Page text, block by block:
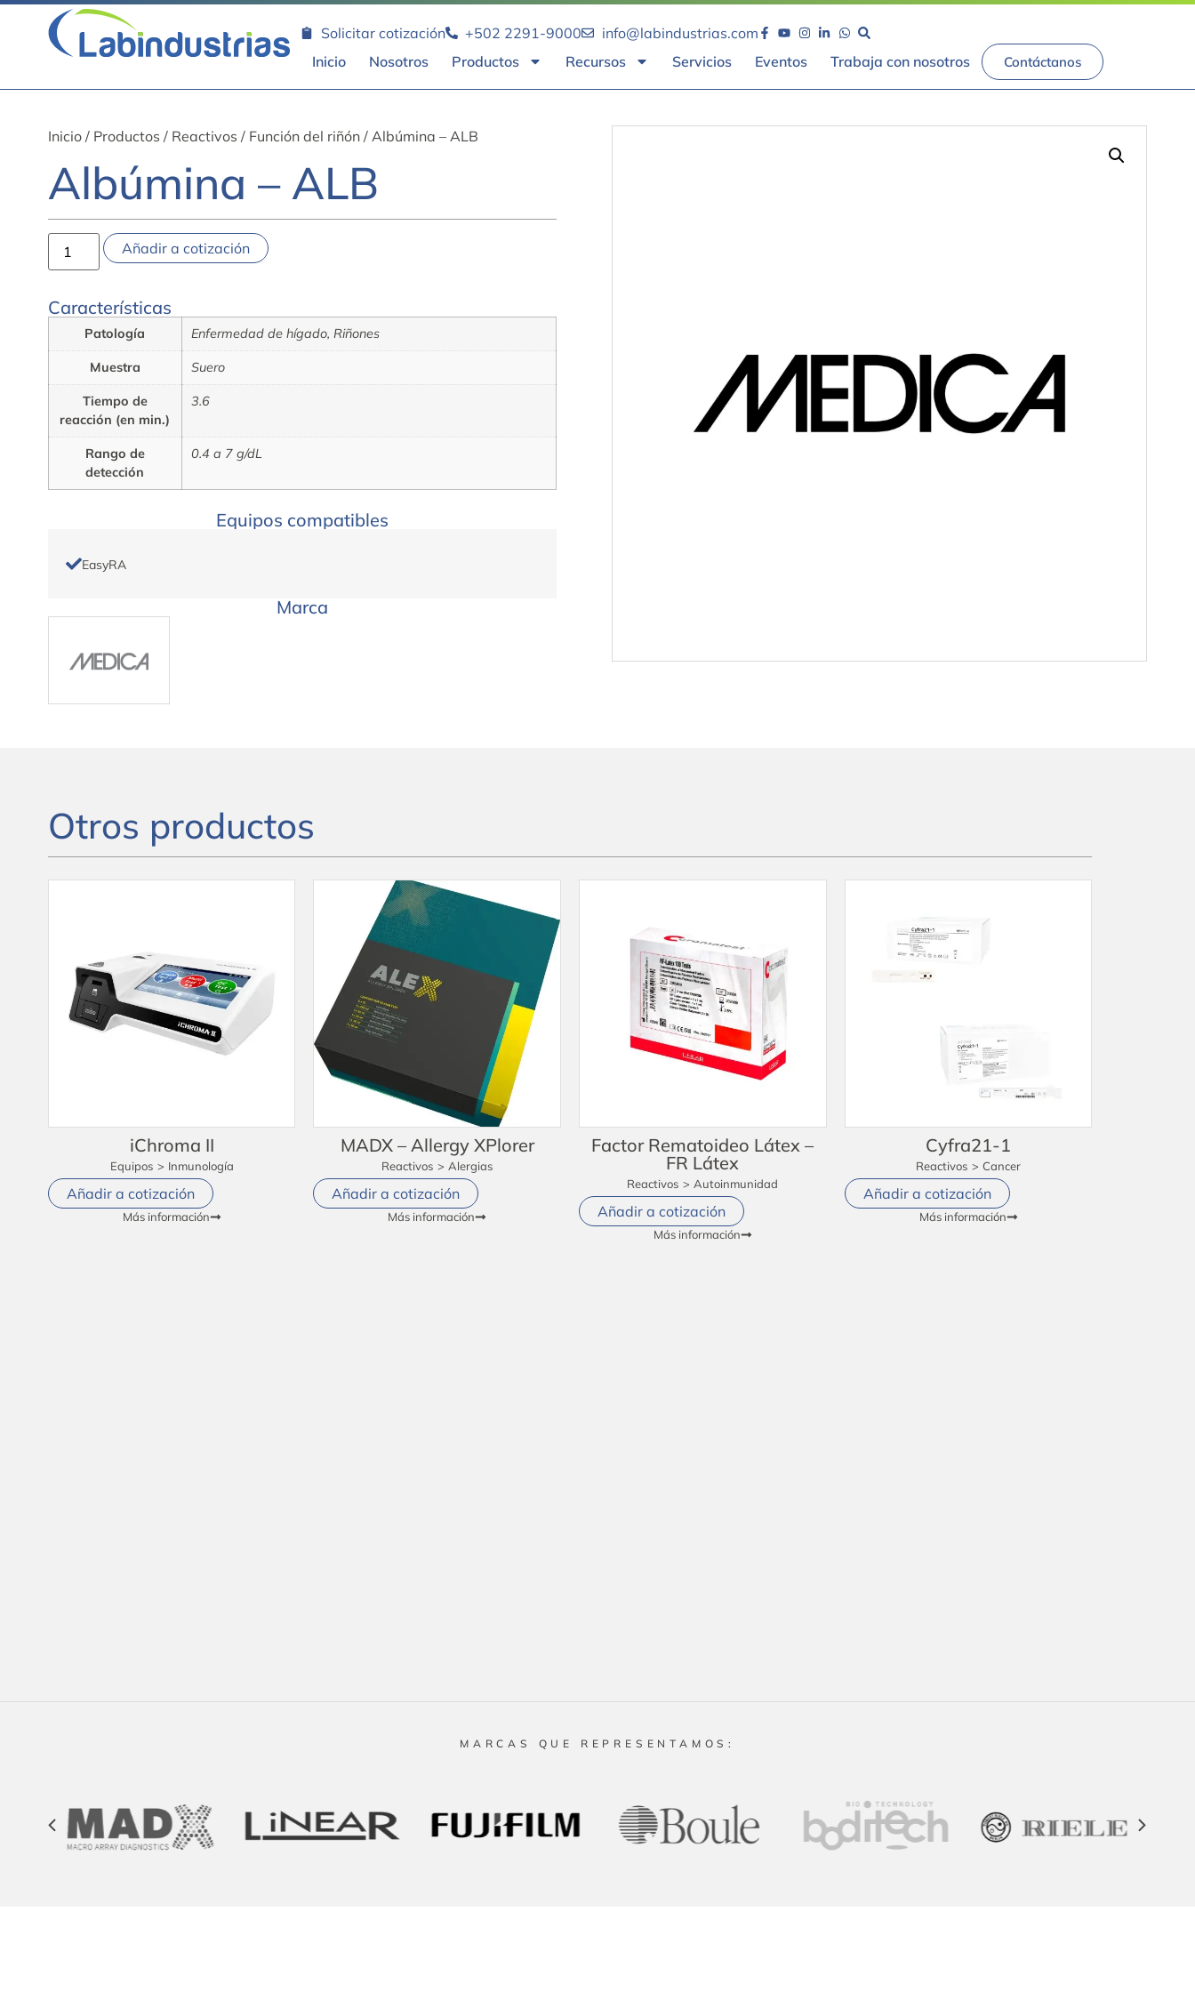
Solicitar cotización +502 2291-9000
info@labindustrias.com
Inicio
Nosotros Productos Recursos Servicios Eventos Trabaja con nosotros Contáctanos
Inicio/ Productos / Reactivos / Función del riñón/ Albúmina – ALB
Albúmina – ALB
Añadir a cotización
Características
Patología Enfermedad de hígado, Riñones
Muestra Suero
Tiempo de
reacción (en min.)
3.6
Rango de
detección
0.4 a 7 g/dL
Equipos compatibles
EasyRA
Marca
Otros productos
iChroma II
Equipos > Inmunología
Añadir a cotización
Más información
MADX – Allergy XPlorer
Reactivos > Alergias
Añadir a cotización
Más información
Factor Rematoideo Látex –
FR Látex
Reactivos > Autoinmunidad
Añadir a cotización
Más información
Cyfra21-1
Reactivos > Cancer
Añadir a cotización
Más información
MARCAS QUE REPRESENTAMOS: